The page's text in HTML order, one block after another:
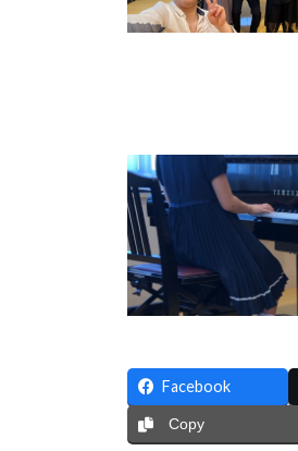
Facebook
Copy